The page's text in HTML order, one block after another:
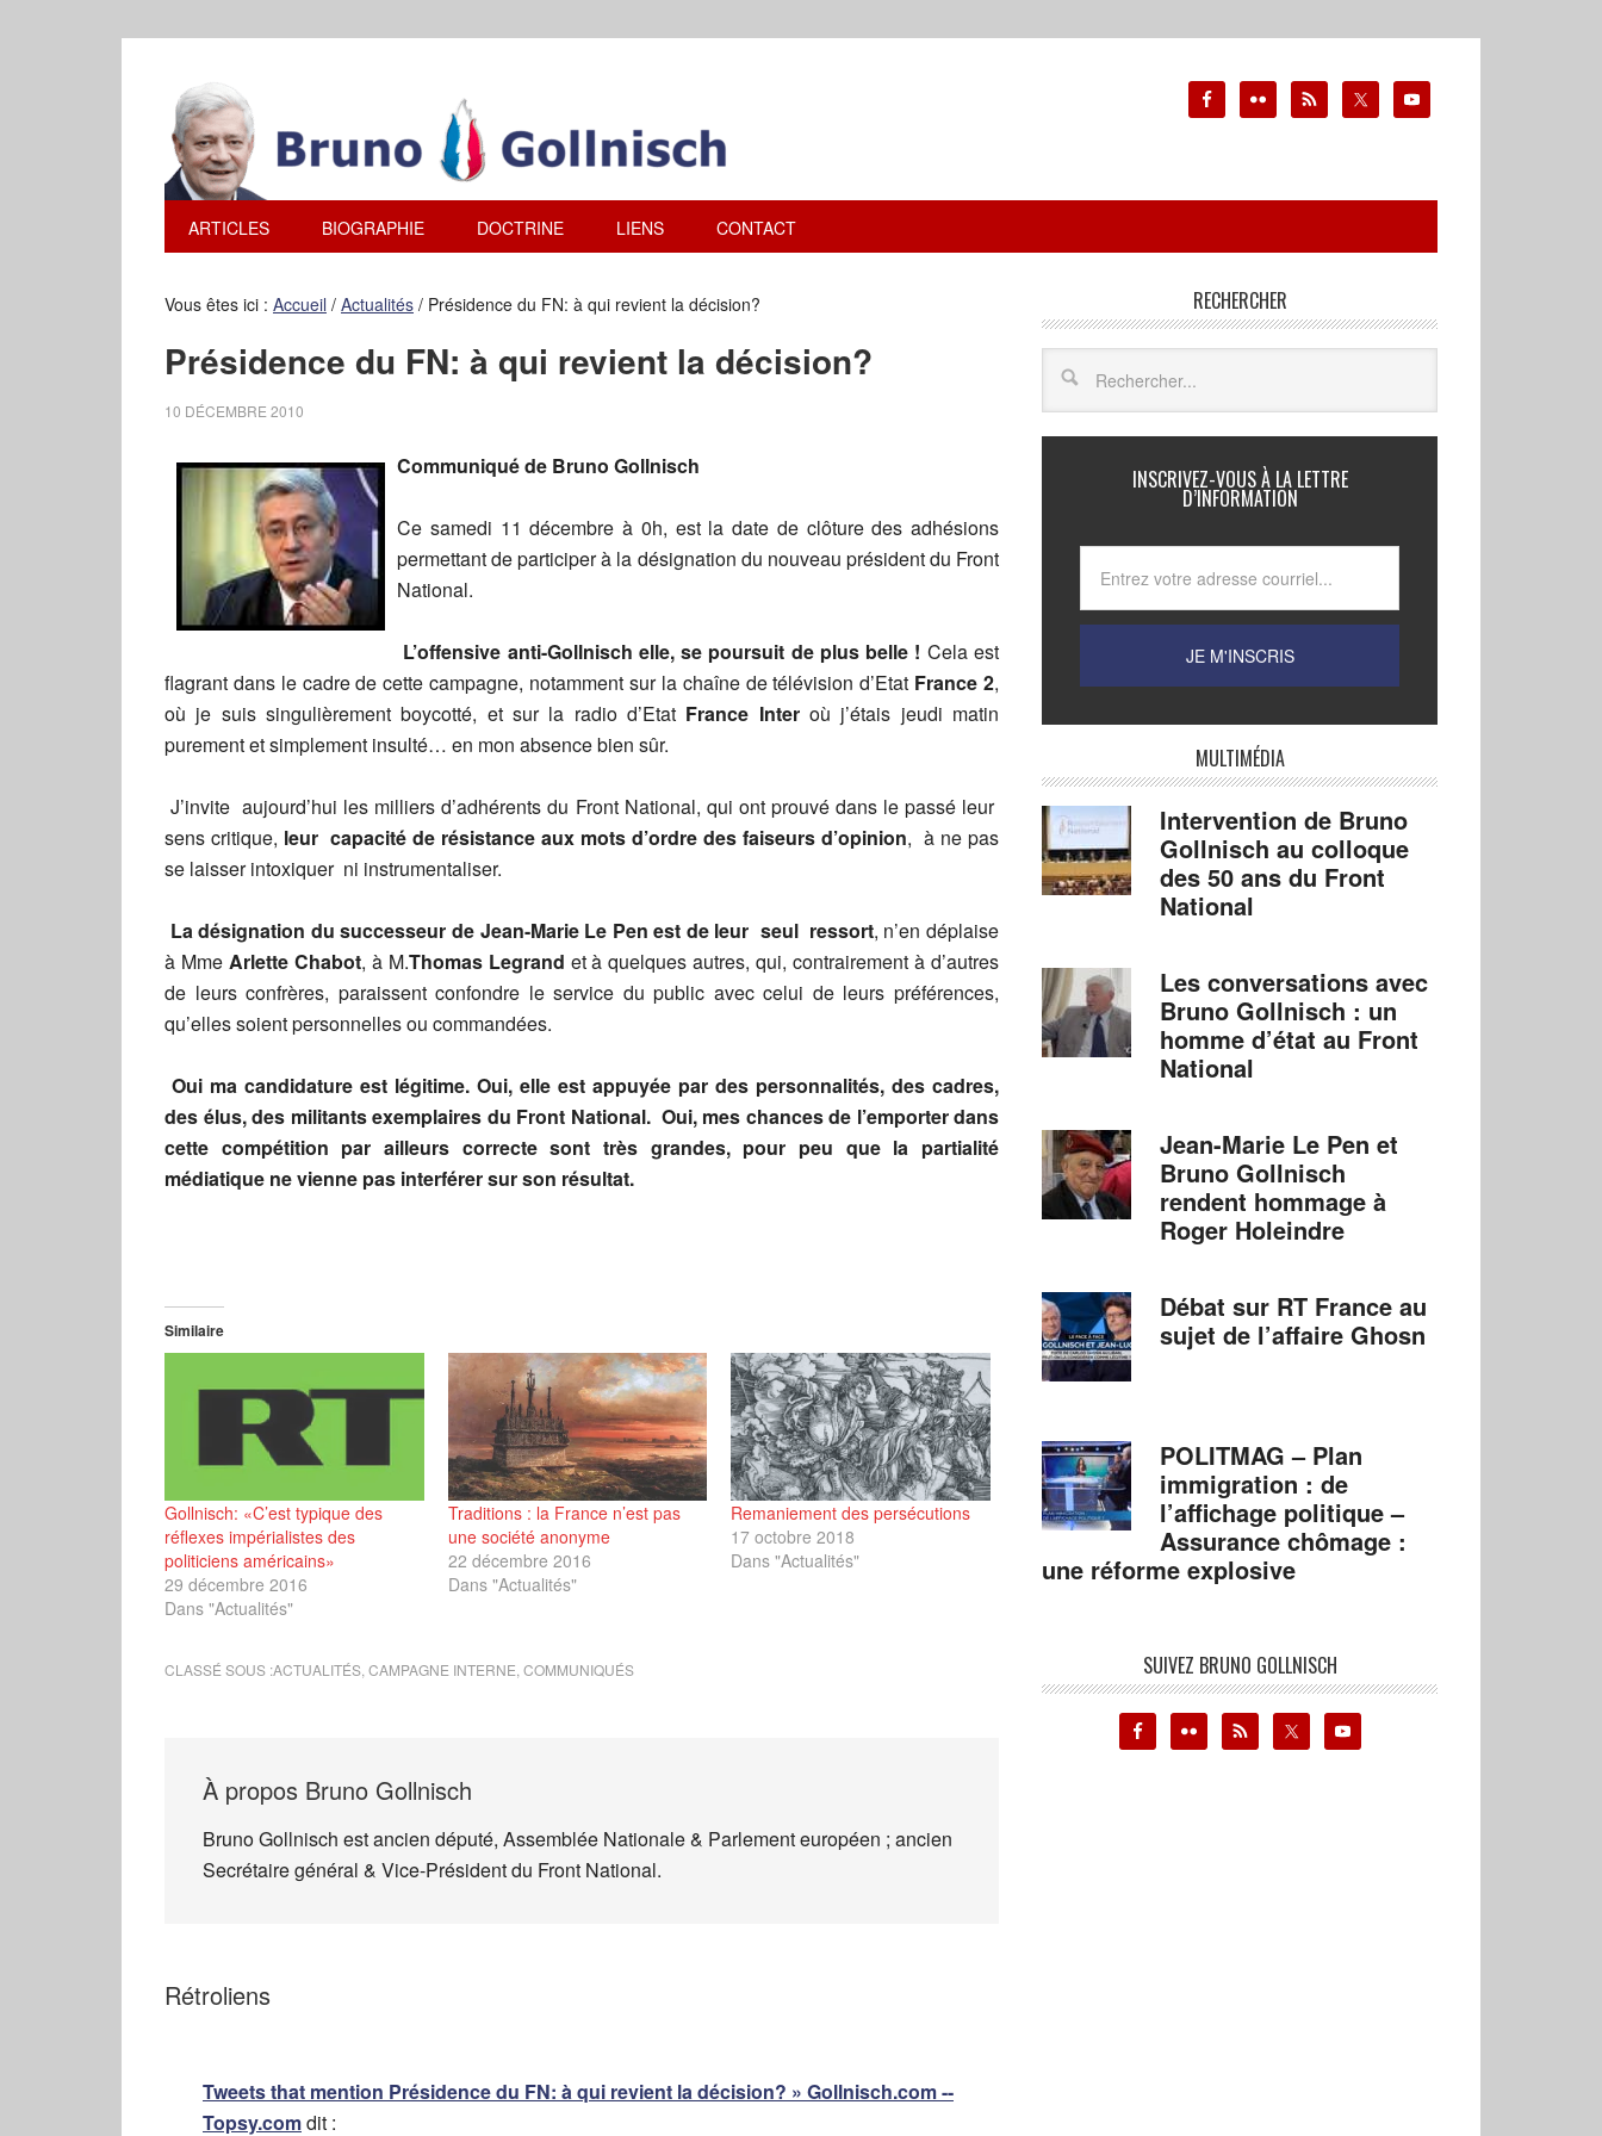
ARTICLES BIOGRAPHIE DOCTRINE LIENS CONTACT
Vous êtes ici : Accueil / Actualités / Présidence du FN: à qui revient la décision?
Présidence du FN: à qui revient la décision?
10 DÉCEMBRE 2010
Communiqué de Bruno Gollnisch
Ce samedi 11 décembre à 0h, est la date de clôture des adhésions
permettant de participer à la désignation du nouveau président du Front
National.
L’offensive anti-Gollnisch elle, se poursuit de plus belle ! Cela est
flagrant dans le cadre de cette campagne, notamment sur la chaîne de télévision d’Etat France 2,
où je suis singulièrement boycotté, et sur la radio d’Etat France Interoù j’étais jeudi matin
purement et simplement insulté… en mon absence bien sûr.
J’invite aujourd’hui les milliers d’adhérents du Front National, qui ont prouvé dans le passé leur
sens critique, leur capacité de résistance aux mots d’ordre des faiseurs d’opinion, à ne pas
se laisser intoxiquer ni instrumentaliser.
La désignation du successeur de Jean-Marie Le Pen est de leur seul ressort, n’en déplaise
à Mme Arlette Chabot, à M.Thomas Legrand et à quelques autres, qui, contrairement à d’autres
de leurs confrères, paraissent confondre le service du public avec celui de leurs préférences,
qu’elles soient personnelles ou commandées.
Oui ma candidature est légitime. Oui, elle est appuyée par des personnalités, des cadres,
des élus, des militants exemplaires du Front National. Oui, mes chances de l’emporter dans
cette compétition par ailleurs correcte sont très grandes, pour peu que la partialité
médiatique ne vienne pas interférer sur son résultat.
Similaire
Gollnisch: «C’est typique des
réflexes impérialistes des
politiciens américains»
29 décembre 2016
Dans "Actualités"
Traditions : la France n’est pas
une société anonyme
22 décembre 2016
Dans "Actualités"
Remaniement des persécutions
17 octobre 2018
Dans "Actualités"
CLASSÉ SOUS :ACTUALITÉS CAMPAGNE INTERNE COMMUNIQUÉS
À propos Bruno Gollnisch
Bruno Gollnisch est ancien député, Assemblée Nationale & Parlement européen ; ancien
Secrétaire général & Vice-Président du Front National.
Rétroliens
Tweets that mention Présidence du FN: à qui revient la décision? » Gollnisch.com --
Topsy.comdit :
RECHERCHER
INSCRIVEZ-VOUS À LA LETTRE
D’INFORMATION
MULTIMÉDIA
Intervention de Bruno
Gollnisch au colloque
des 50 ans du Front
National
Les conversations avec
Bruno Gollnisch : un
homme d’état au Front
National
Jean-Marie Le Pen et
Bruno Gollnisch
rendent hommage à
Roger Holeindre
Débat sur RT France au
sujet de l’affaire Ghosn
POLITMAG – Plan
immigration : de
l’affichage politique –
Assurance chômage :
une réforme explosive
SUIVEZ BRUNO GOLLNISCH